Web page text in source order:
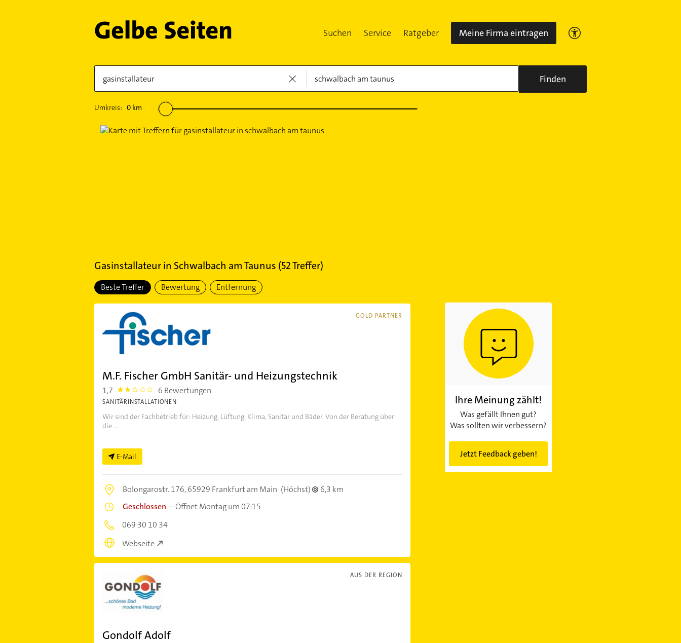
Suchen Service Ratgeber Meine Firma eintragen
Finden
Umkreis: 0km
Gasinstallateurin Schwalbach am Taunus (52Treffer)
Beste Treffer Bewertung Entfernung
GOLD PARTNER
M.F. Fischer GmbH Sanitär- und Heizungstechnik
1,7 1.7 6 Bewertungen
SANITÄRINSTALLATIONEN
Wir sind der Fachbetrieb für: Heizung, Lüftung, Klima, Sanitär und Bäder. Von der Beratung über
die ...
E-Mail
Bolongarostr. 176,65929 Frankfurt am Main (Höchst)
6,3 km
Geschlossen –Öffnet Montag um 07:15
069 30 10 34
Webseite
AUS DER REGION
Gondolf Adolf
Ihre Meinung zählt!
Was gefällt Ihnen gut?
Was sollten wir verbessern?
Jetzt Feedback geben!